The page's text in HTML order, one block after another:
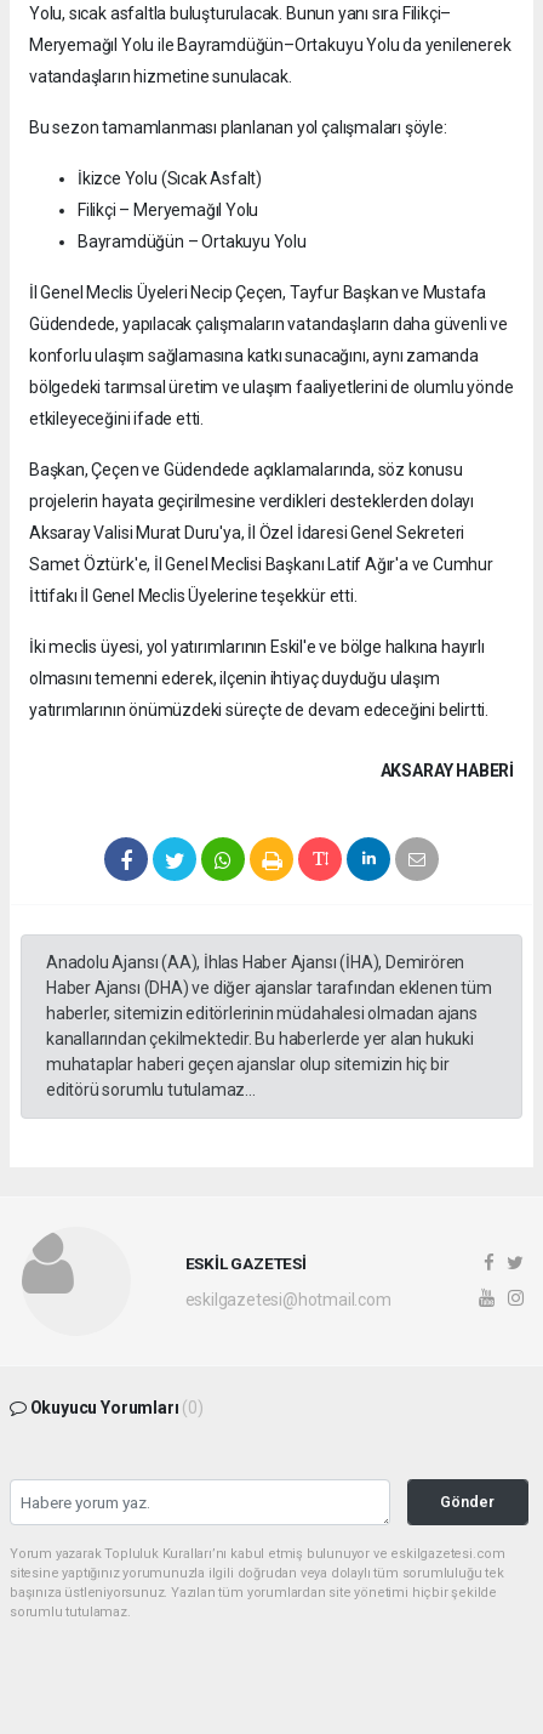
Yolu, sıcak asfaltla buluşturulacak. Bunun yanı sıra Filikçi–
Meryemağıl Yolu ile Bayramdüğün–Ortakuyu Yolu da yenilenerek
vatandaşların hizmetine sunulacak.
Bu sezon tamamlanması planlanan yol çalışmaları şöyle:
İkizce Yolu (Sıcak Asfalt)
Filikçi – Meryemağıl Yolu
Bayramdüğün – Ortakuyu Yolu
İl Genel Meclis Üyeleri Necip Çeçen, Tayfur Başkan ve Mustafa
Güdendede, yapılacak çalışmaların vatandaşların daha güvenli ve
konforlu ulaşım sağlamasına katkı sunacağını, aynı zamanda
bölgedeki tarımsal üretim ve ulaşım faaliyetlerini de olumlu yönde
etkileyeceğini ifade etti.
Başkan, Çeçen ve Güdendede açıklamalarında, söz konusu
projelerin hayata geçirilmesine verdikleri desteklerden dolayı
Aksaray Valisi Murat Duru'ya, İl Özel İdaresi Genel Sekreteri
Samet Öztürk'e, İl Genel Meclisi Başkanı Latif Ağır'a ve Cumhur
İttifakı İl Genel Meclis Üyelerine teşekkür etti.
İki meclis üyesi, yol yatırımlarının Eskil'e ve bölge halkına hayırlı
olmasını temenni ederek, ilçenin ihtiyaç duyduğu ulaşım
yatırımlarının önümüzdeki süreçte de devam edeceğini belirtti.
AKSARAY HABERİ
Anadolu Ajansı (AA), İhlas Haber Ajansı (İHA), Demirören
Haber Ajansı (DHA) ve diğer ajanslar tarafından eklenen tüm
haberler, sitemizin editörlerinin müdahalesi olmadan ajans
kanallarından çekilmektedir. Bu haberlerde yer alan hukuki
muhataplar haberi geçen ajanslar olup sitemizin hiç bir
editörü sorumlu tutulamaz...
ESKİL GAZETESİ
eskilgazetesi@hotmail.com
Okuyucu Yorumları (0)
Gönder
Yorum yazarak Topluluk Kuralları’nı kabul etmiş bulunuyor ve eskilgazetesi.com
sitesine yaptığınız yorumunuzla ilgili doğrudan veya dolaylı tüm sorumluluğu tek
başınıza üstleniyorsunuz. Yazılan tüm yorumlardan site yönetimi hiçbir şekilde
sorumlu tutulamaz.